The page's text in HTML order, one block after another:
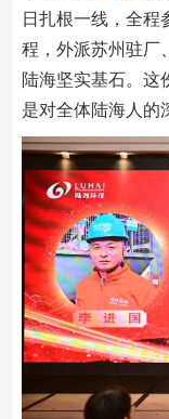
日扎根一线，全程
程，外派苏州驻厂
陆海坚实基石。这
是对全体陆海人的